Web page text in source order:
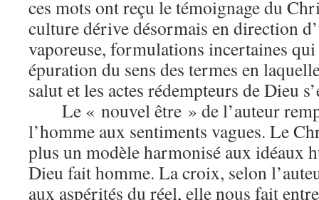
ces mots ont reçu le témoignage du
culture dérive désormais en direction
vaporeuse, formulations incertaines qui
épuration du sens des termes en
salut et les actes rédempteurs de Dieu
Le « nouvel être » de l’auteur
l’homme aux sentiments vagues. Le
plus un modèle harmonisé aux idéaux
Dieu fait homme. La croix, selon
aux aspérités du réel, elle nous fait